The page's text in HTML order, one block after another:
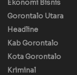
Ekonomi Bisnis
Gorontalo Utara
Headline
Kab Gorontalo
Kota Gorontalo
Kriminal